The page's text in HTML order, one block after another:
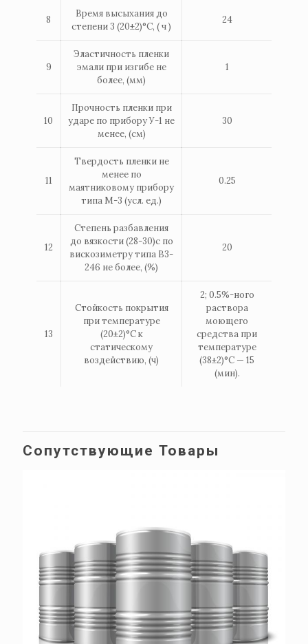
8
Время высыхания до
степени 3 (20±2)°С, ( ч )
24
9
Эластичность пленки
эмали при изгибе не
более, (мм)
1
10
Прочность пленки при
ударе по прибору У-1 не
менее, (см)
30
11
Твердость пленки не
менее по
маятниковому прибору
типа М-3 (усл. ед.)
0.25
12
Степень разбавления
до вязкости (28-30)с по
вискозиметру типа В3-
246 не более, (%)
20
13
Стойкость покрытия
при температуре
(20±2)°С к
статическому
воздействию, (ч)
2; 0.5%-ного
раствора
моющего
средства при
температуре
(38±2)°С — 15
(мин).
Сопутствующие Товары